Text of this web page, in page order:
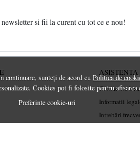
continuare, sunteți de acord cu Politica de
Cookies pot fi folosite pentru afisarea
Preferinte cookie-uri
si fii la curent cu tot ce e nou!
ASISTENTA
Contactează-ne
Informatii
Întrebări